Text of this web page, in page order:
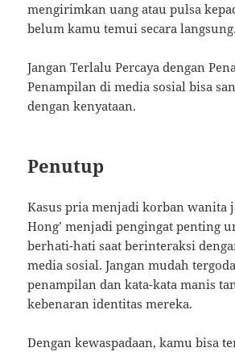
mengirimkan uang atau pulsa
belum kamu temui secara langsung.
Jangan Terlalu Percaya dengan
Penampilan di media sosial bisa
dengan kenyataan.
Penutup
Kasus pria menjadi korban wanita
Hong’ menjadi pengingat penting
berhati-hati saat berinteraksi
media sosial. Jangan mudah
penampilan dan kata-kata manis
kebenaran identitas mereka.
Dengan kewaspadaan, kamu bisa